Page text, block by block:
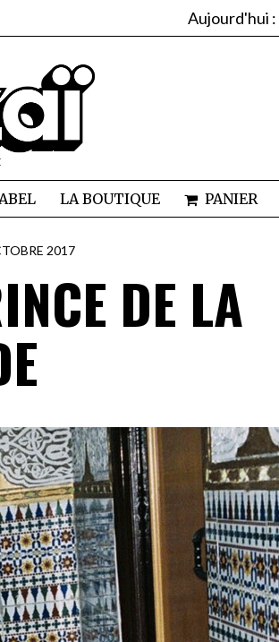
Aujourd'hui :
LA BOUTIQUE PANIER
2017
DE LA